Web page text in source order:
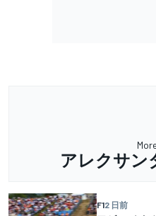
アレクサン
F12 日前